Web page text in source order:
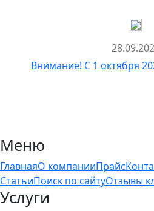
Внимание! С 1 октября
Меню
ГлавнаяО компанииПрайс
СтатьиПоиск по сайтуОтзывы
Услуги